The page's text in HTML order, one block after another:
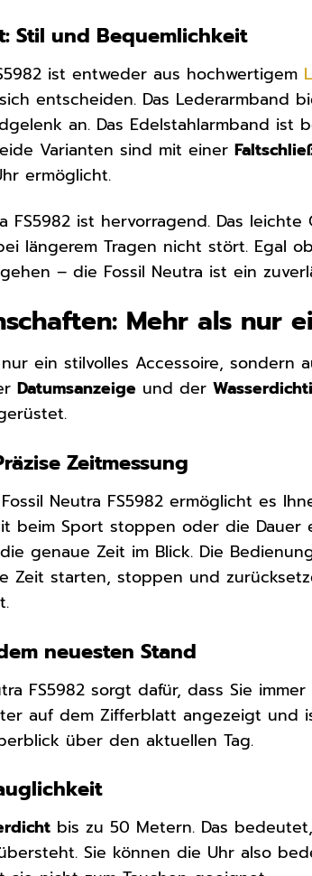
Stil und Bequemlichkeit
ist entweder aus hochwertigem
entscheiden. Das Lederarmband
an. Das Edelstahlarmband
Varianten sind mit einer
ermöglicht.
FS5982 ist hervorragend. Das
längerem Tragen nicht stört. Egal
– die Fossil Neutra ist ein
Mehr als nur
ein stilvolles Accessoire, sondern
Datumsanzeige und der
Zeitmessung
Neutra FS5982 ermöglicht es
beim Sport stoppen oder die
genaue Zeit im Blick. Die
Zeit starten, stoppen und
neuesten Stand
FS5982 sorgt dafür, dass Sie
auf dem Zifferblatt angezeigt und
über den aktuellen Tag.
bis zu 50 Metern. Das
Sie können die Uhr also